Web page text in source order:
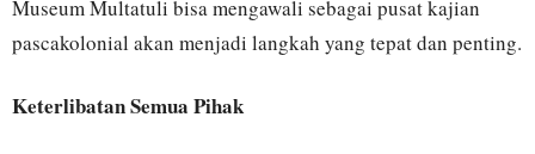
Museum Multatuli bisa mengawali sebagai pusat kajian
pascakolonial akan menjadi langkah yang tepat dan penting.
Keterlibatan Semua Pihak